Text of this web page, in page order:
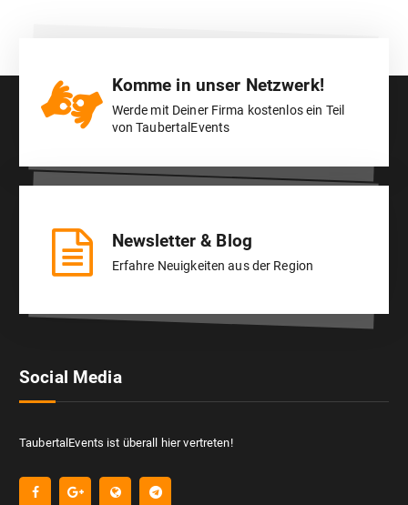
Komme in unser Netzwerk!
Werde mit Deiner Firma kostenlos ein Teil
von TaubertalEvents
Newsletter & Blog
Erfahre Neuigkeiten aus der Region
Social Media
TaubertalEvents ist überall hier vertreten!